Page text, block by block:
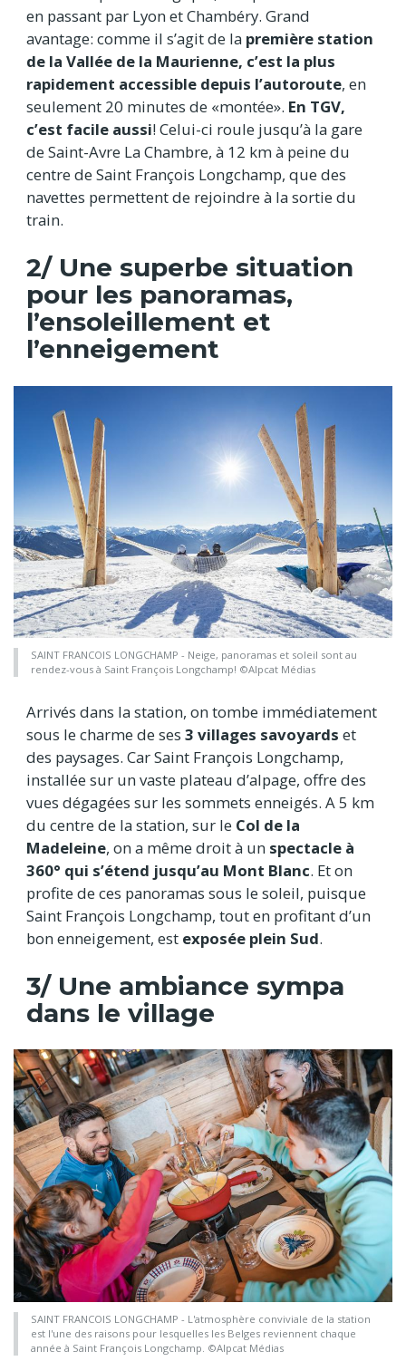
en passant par Lyon et Chambéry. Grand
avantage: comme il s’agit de la première station
de la Vallée de la Maurienne, c’est la plus
rapidement accessible depuis l’autoroute, en
seulement 20 minutes de «montée». En TGV,
c’est facile aussi! Celui-ci roule jusqu’à la gare
de Saint-Avre La Chambre, à 12 km à peine du
centre de Saint François Longchamp, que des
navettes permettent de rejoindre à la sortie du
train.
2/ Une superbe situation
pour les panoramas,
l’ensoleillement et
l’enneigement
SAINT FRANCOIS LONGCHAMP - Neige, panoramas et soleil sont au
rendez-vous à Saint François Longchamp! ©Alpcat Médias
Arrivés dans la station, on tombe immédiatement
sous le charme de ses 3 villages savoyards et
des paysages. Car Saint François Longchamp,
installée sur un vaste plateau d’alpage, offre des
vues dégagées sur les sommets enneigés. A 5 km
du centre de la station, sur le Col de la
Madeleine, on a même droit à un spectacle à
360° qui s’étend jusqu’au Mont Blanc. Et on
profite de ces panoramas sous le soleil, puisque
Saint François Longchamp, tout en profitant d’un
bon enneigement, est exposée plein Sud.
3/ Une ambiance sympa
dans le village
SAINT FRANCOIS LONGCHAMP - L'atmosphère conviviale de la station
est l'une des raisons pour lesquelles les Belges reviennent chaque
année à Saint François Longchamp. ©Alpcat Médias